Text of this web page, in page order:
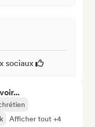
sociaux
Afficher tout +4